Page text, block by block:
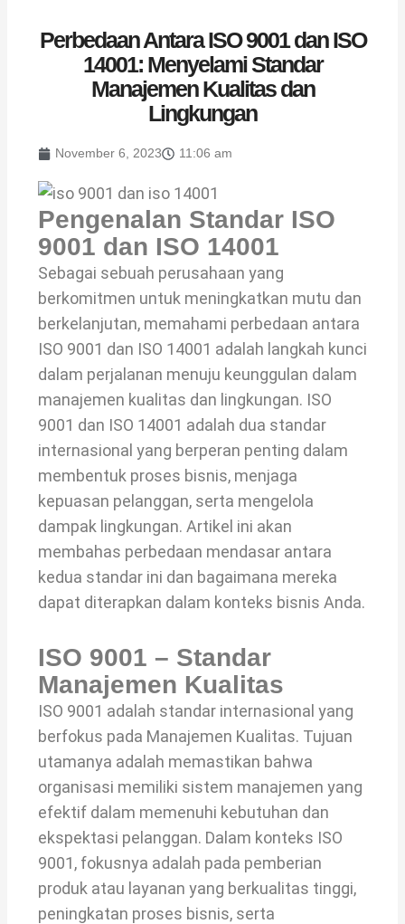
Perbedaan Antara ISO 9001 dan ISO
14001: Menyelami Standar
Manajemen Kualitas dan
Lingkungan
November 6, 2023 11:06 am
Pengenalan Standar ISO
9001 dan ISO 14001
Sebagai sebuah perusahaan yang
berkomitmen untuk meningkatkan mutu dan
berkelanjutan, memahami perbedaan antara
ISO 9001 dan ISO 14001 adalah langkah kunci
dalam perjalanan menuju keunggulan dalam
manajemen kualitas dan lingkungan. ISO
9001 dan ISO 14001 adalah dua standar
internasional yang berperan penting dalam
membentuk proses bisnis, menjaga
kepuasan pelanggan, serta mengelola
dampak lingkungan. Artikel ini akan
membahas perbedaan mendasar antara
kedua standar ini dan bagaimana mereka
dapat diterapkan dalam konteks bisnis Anda.
ISO 9001 – Standar
Manajemen Kualitas
ISO 9001 adalah standar internasional yang
berfokus pada Manajemen Kualitas. Tujuan
utamanya adalah memastikan bahwa
organisasi memiliki sistem manajemen yang
efektif dalam memenuhi kebutuhan dan
ekspektasi pelanggan. Dalam konteks ISO
9001, fokusnya adalah pada pemberian
produk atau layanan yang berkualitas tinggi,
peningkatan proses bisnis, serta